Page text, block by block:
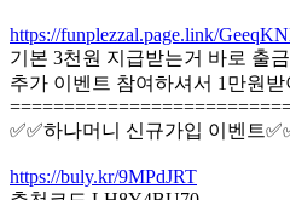
https://funplezzal.page.link/
기본 3천원 지급받는거 바로 출
추가 이벤트 참여하셔서 1만원
✅✅하나머니 신규가입 이벤트
https://buly.kr/9MPdJRT